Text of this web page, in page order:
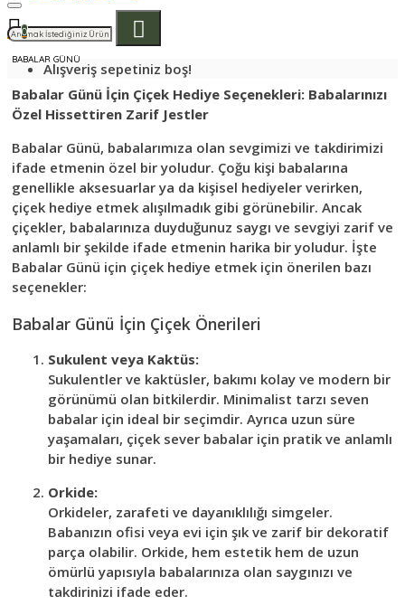
0
Alışveriş sepetiniz boş!
BABALAR GÜNÜ
Babalar Günü İçin Çiçek Hediye Seçenekleri: Babalarınızı
Özel Hissettiren Zarif Jestler
Babalar Günü, babalarımıza olan sevgimizi ve takdirimizi
ifade etmenin özel bir yoludur. Çoğu kişi babalarına
genellikle aksesuarlar ya da kişisel hediyeler verirken,
çiçek hediye etmek alışılmadık gibi görünebilir. Ancak
çiçekler, babalarınıza duyduğunuz saygı ve sevgiyi zarif ve
anlamlı bir şekilde ifade etmenin harika bir yoludur. İşte
Babalar Günü için çiçek hediye etmek için önerilen bazı
seçenekler:
Babalar Günü İçin Çiçek Önerileri
Sukulent veya Kaktüs:
Sukulentler ve kaktüsler, bakımı kolay ve modern bir
görünümü olan bitkilerdir. Minimalist tarzı seven
babalar için ideal bir seçimdir. Ayrıca uzun süre
yaşamaları, çiçek sever babalar için pratik ve anlamlı
bir hediye sunar.
Orkide:
Orkideler, zarafeti ve dayanıklılığı simgeler.
Babanızın ofisi veya evi için şık ve zarif bir dekoratif
parça olabilir. Orkide, hem estetik hem de uzun
ömürlü yapısıyla babalarınıza olan saygınızı ve
takdirinizi ifade eder.